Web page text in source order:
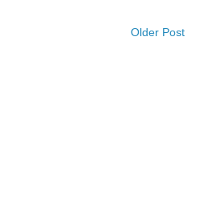
Older Post